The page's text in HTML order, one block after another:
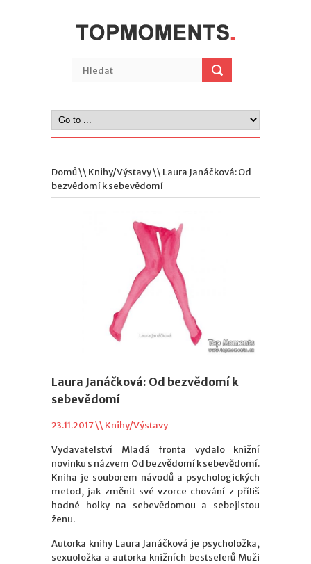
Domů\\ Knihy/Výstavy\\ Laura Janáčková: Od
bezvědomí k sebevědomí
Laura Janáčková: Od bezvědomí k
sebevědomí
23.11.2017 \\ Knihy/Výstavy
Vydavatelství Mladá fronta vydalo knižní
novinku s názvem Od bezvědomí k sebevědomí.
Kniha je souborem návodů a psychologických
metod, jak změnit své vzorce chování z příliš
hodné holky na sebevědomou a sebejistou
ženu.
Autorka knihy Laura Janáčková je psycholožka,
sexuoložka a autorka knižních bestselerů Muži